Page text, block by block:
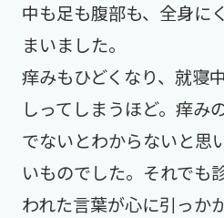
中も足も腹部も、全身に
まいました。
痒みもひどくなり、就寝
しってしまうほど。痒み
でないとわからないと思
いものでした。それでも
われた言葉が心に引っか